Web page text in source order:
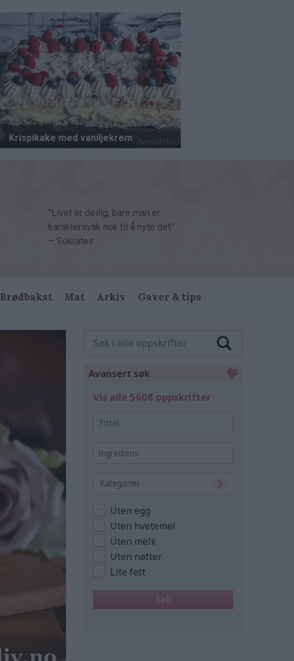
"Livet er deilig, bare man er
karaktersvak nok til å nyte det."
– Sokrates
Brødbakst Mat Arkiv Gaver & tips
Avansert søk
Vis alle 5608 oppskrifter
Kategorier
Uten egg
Uten hvetemel
Uten melk
Uten nøtter
Lite fett